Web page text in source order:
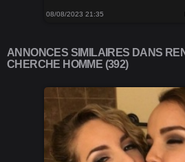
08/08/2023 21:35
ANNONCES SIMILAIRES DANS
CHERCHE HOMME (392)